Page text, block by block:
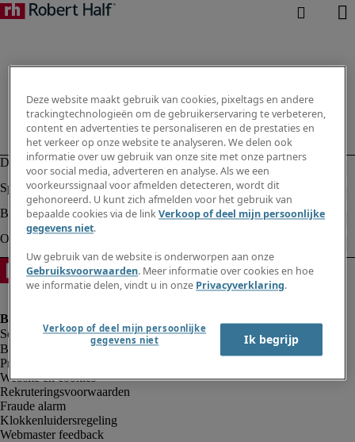
Bedrijfsinformatie
Privacyverklaring
Website en cookies
Rekruteringsvoorwaarden
Fraude alarm
Klokkenluidersregeling
Webmaster feedback
Deze website maakt gebruik van cookies, pixeltags en andere
trackingtechnologieën om de gebruikerservaring te verbeteren,
content en advertenties te personaliseren en de prestaties en
het verkeer op onze website te analyseren. We delen ook
informatie over uw gebruik van onze site met onze partners
voor social media, adverteren en analyse. Als we een
voorkeurssignaal voor afmelden detecteren, wordt dit
gehonoreerd. U kunt zich afmelden voor het gebruik van
bepaalde cookies via de linkVerkoop of deel mijn persoonlijke
gegevens niet.
Uw gebruik van de website is onderworpen aan onze
Gebruiksvoorwaarden. Meer informatie over cookies en hoe
we informatie delen, vindt u in onze Privacyverklaring.
Verkoop of deel mijn persoonlijke
gegevens niet
Ik begrijp